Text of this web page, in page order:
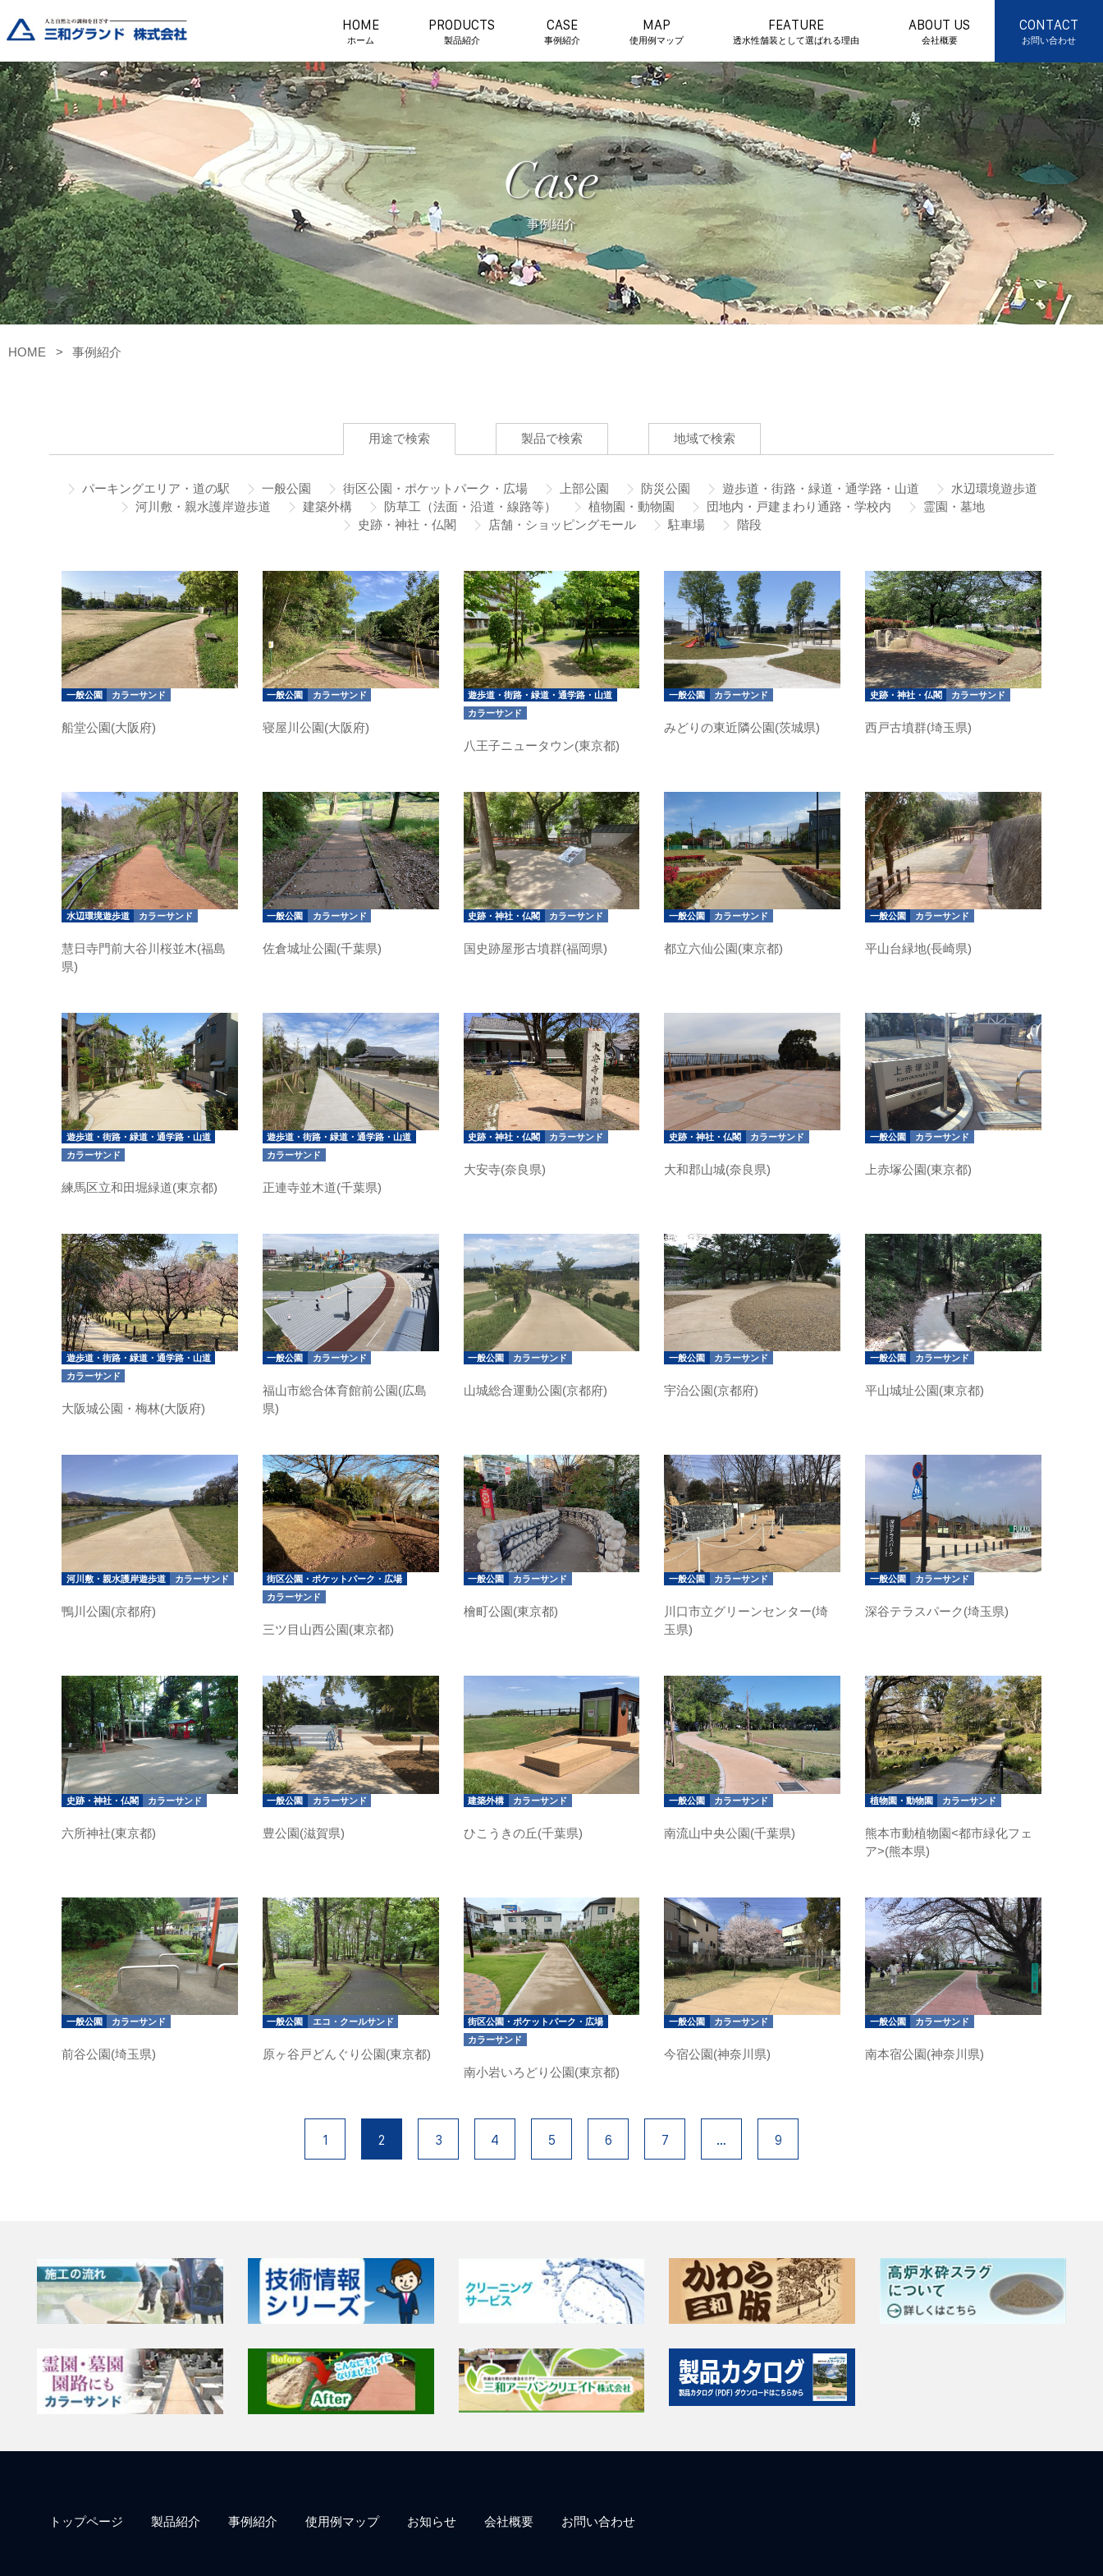
HOME
ホーム
PRODUCTS
製品紹介
CASE
事例紹介
MAP
使用例マップ
FEATURE
透水性舗装として選ばれる理由
ABOUT US
会社概要
CONTACT
お問い合わせ
Case
事例紹介
HOME 事例紹介
用途で検索 製品で検索 地域で検索
パーキングエリア・道の駅 一般公園 街区公園・ポケットパーク・広場 上部公園 防災公園 遊歩道・街路・緑道・通学路・山道
水辺環境遊歩道
河川敷・親水護岸遊歩道
建築外構 防草工（法面・沿道・線路等） 植物園・動物園 団地内・戸建まわり通路・学校内
霊園・墓地
史跡・神社・仏閣
店舗・ショッピングモール 駐車場 階段
一般公園 カラーサンド
船堂公園(大阪府)
一般公園 カラーサンド
寝屋川公園(大阪府)
遊歩道・街路・緑道・通学路・山道
カラーサンド
八王子ニュータウン(東京都)
一般公園 カラーサンド
みどりの東近隣公園(茨城県)
史跡・神社・仏閣 カラーサンド
西戸古墳群(埼玉県)
水辺環境遊歩道 カラーサンド
慧日寺門前大谷川桜並木(福島
県)
一般公園 カラーサンド
佐倉城址公園(千葉県)
史跡・神社・仏閣 カラーサンド
国史跡屋形古墳群(福岡県)
一般公園 カラーサンド
都立六仙公園(東京都)
一般公園 カラーサンド
平山台緑地(長崎県)
遊歩道・街路・緑道・通学路・山道
カラーサンド
練馬区立和田堀緑道(東京都)
遊歩道・街路・緑道・通学路・山道
カラーサンド
正連寺並木道(千葉県)
史跡・神社・仏閣 カラーサンド
大安寺(奈良県)
史跡・神社・仏閣 カラーサンド
大和郡山城(奈良県)
一般公園 カラーサンド
上赤塚公園(東京都)
遊歩道・街路・緑道・通学路・山道
カラーサンド
大阪城公園・梅林(大阪府)
一般公園 カラーサンド
福山市総合体育館前公園(広島
県)
一般公園 カラーサンド
山城総合運動公園(京都府)
一般公園 カラーサンド
宇治公園(京都府)
一般公園 カラーサンド
平山城址公園(東京都)
河川敷・親水護岸遊歩道 カラーサンド
鴨川公園(京都府)
街区公園・ポケットパーク・広場
カラーサンド
三ツ目山西公園(東京都)
一般公園 カラーサンド
檜町公園(東京都)
一般公園 カラーサンド
川口市立グリーンセンター(埼
玉県)
一般公園 カラーサンド
深谷テラスパーク(埼玉県)
史跡・神社・仏閣 カラーサンド
六所神社(東京都)
一般公園 カラーサンド
豊公園(滋賀県)
建築外構 カラーサンド
ひこうきの丘(千葉県)
一般公園 カラーサンド
南流山中央公園(千葉県)
植物園・動物園 カラーサンド
熊本市動植物園<都市緑化フェ
ア>(熊本県)
一般公園 カラーサンド
前谷公園(埼玉県)
一般公園 エコ・クールサンド
原ヶ谷戸どんぐり公園(東京都)
街区公園・ポケットパーク・広場
カラーサンド
南小岩いろどり公園(東京都)
一般公園 カラーサンド
今宿公園(神奈川県)
一般公園 カラーサンド
南本宿公園(神奈川県)
1 2 3 4 5 6 7 … 9
トップページ 製品紹介 事例紹介 使用例マップ お知らせ 会社概要 お問い合わせ